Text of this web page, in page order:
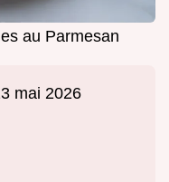
au Parmesan
mai 2026